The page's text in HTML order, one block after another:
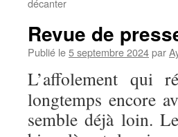
décanter
Revue de
Publié le5 septembre 2024par
L’affolement qui
longtemps encore
semble déjà loin.